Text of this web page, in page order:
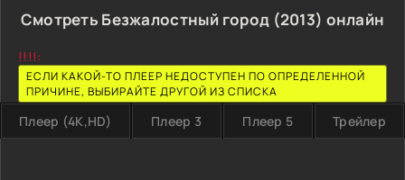
Смотреть Безжалостный город (2013) онлайн
!!!!:
ЕСЛИ КАКОЙ-ТО ПЛЕЕР НЕДОСТУПЕН ПО ОПРЕДЕЛЕННОЙ
ПРИЧИНЕ, ВЫБИРАЙТЕ ДРУГОЙ ИЗ СПИСКА
Плеер (4K,HD) Плеер 3 Плеер 5 Трейлер